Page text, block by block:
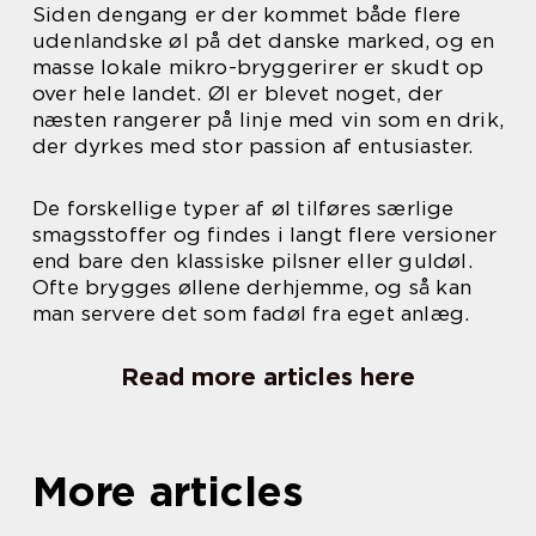
Siden dengang er der kommet både flere
udenlandske øl på det danske marked, og en
masse lokale mikro-bryggerirer er skudt op
over hele landet. Øl er blevet noget, der
næsten rangerer på linje med vin som en drik,
der dyrkes med stor passion af entusiaster.
De forskellige typer af øl tilføres særlige
smagsstoffer og findes i langt flere versioner
end bare den klassiske pilsner eller guldøl.
Ofte brygges øllene derhjemme, og så kan
man servere det som fadøl fra eget anlæg.
Read more articles here
More articles